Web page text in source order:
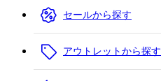
セールから探す
アウトレットから探す